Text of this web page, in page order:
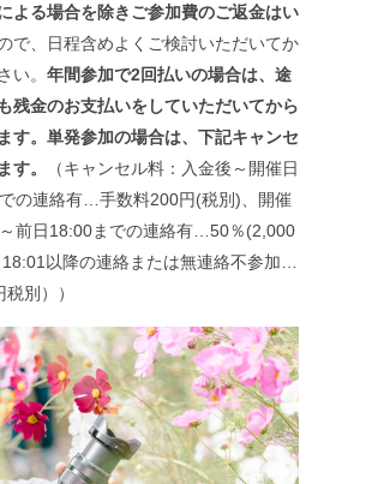
よる場合を除きご参加費のご返金はい
で、日程含めよくご検討いただいてか
い。 年間参加で2回払いの場合は、途
残金のお支払いをしていただいてから
す。単発参加の場合は、下記キャンセ
す。
（キャンセル料：入金後～開催日
の連絡有…手数料200円(税別)、開催
前日18:00までの連絡有…50％(2,000
以降の連絡または無連絡不参加…
別））